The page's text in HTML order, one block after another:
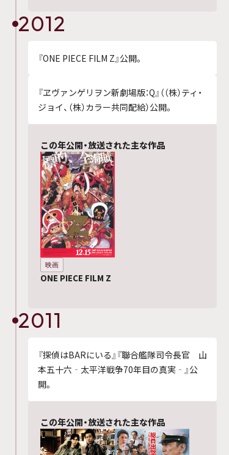
2012
『ONE PIECE FILM Z』公開。
『ヱヴァンゲリヲン新劇場版：Q』（（株）ティ・
ジョイ、（株）カラー共同配給）公開。
この年公開・放送された主な作品
映画
ONE PIECE FILM Z
2011
『探偵はBARにいる』『聯合艦隊司令長官 山
本五十六‐太平洋戦争70年目の真実‐』公
開。
この年公開・放送された主な作品